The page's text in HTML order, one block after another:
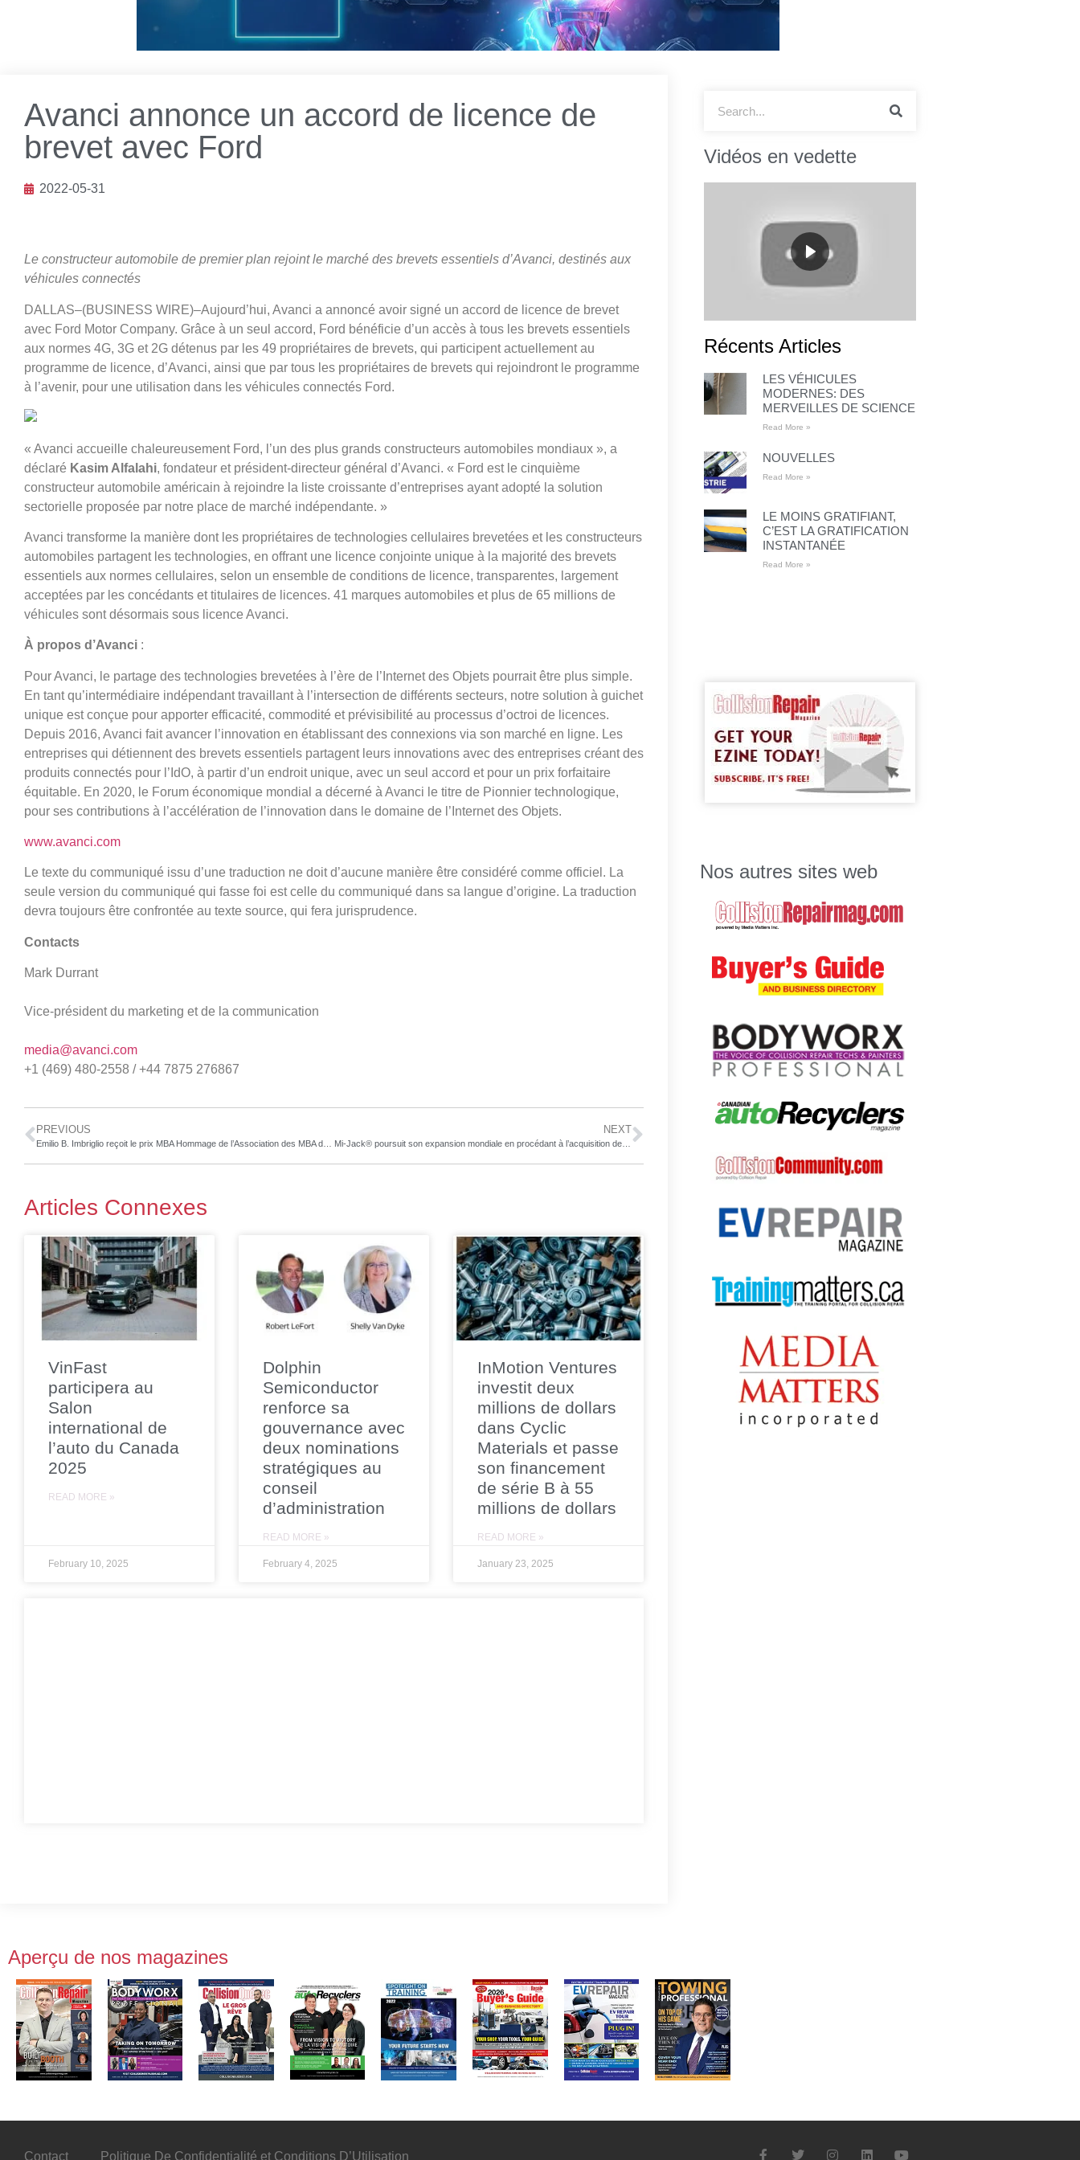
Avanci annonce un accord de licence de
brevet avec Ford
2022-05-31
Le constructeur automobile de premier plan rejoint le marché des brevets essentiels d’Avanci, destinés aux
véhicules connectés
DALLAS–(BUSINESS WIRE)–Aujourd’hui, Avanci a annoncé avoir signé un accord de licence de brevet
avec Ford Motor Company. Grâce à un seul accord, Ford bénéficie d’un accès à tous les brevets essentiels
aux normes 4G, 3G et 2G détenus par les 49 propriétaires de brevets, qui participent actuellement au
programme de licence, d’Avanci, ainsi que par tous les propriétaires de brevets qui rejoindront le programme
à l’avenir, pour une utilisation dans les véhicules connectés Ford.
« Avanci accueille chaleureusement Ford, l’un des plus grands constructeurs automobiles mondiaux », a
déclaré Kasim Alfalahi, fondateur et président-directeur général d’Avanci. « Ford est le cinquième
constructeur automobile américain à rejoindre la liste croissante d’entreprises ayant adopté la solution
sectorielle proposée par notre place de marché indépendante. »
Avanci transforme la manière dont les propriétaires de technologies cellulaires brevetées et les constructeurs
automobiles partagent les technologies, en offrant une licence conjointe unique à la majorité des brevets
essentiels aux normes cellulaires, selon un ensemble de conditions de licence, transparentes, largement
acceptées par les concédants et titulaires de licences. 41 marques automobiles et plus de 65 millions de
véhicules sont désormais sous licence Avanci.
À propos d’Avanci :
Pour Avanci, le partage des technologies brevetées à l’ère de l’Internet des Objets pourrait être plus simple.
En tant qu’intermédiaire indépendant travaillant à l’intersection de différents secteurs, notre solution à guichet
unique est conçue pour apporter efficacité, commodité et prévisibilité au processus d’octroi de licences.
Depuis 2016, Avanci fait avancer l’innovation en établissant des connexions via son marché en ligne. Les
entreprises qui détiennent des brevets essentiels partagent leurs innovations avec des entreprises créant des
produits connectés pour l’IdO, à partir d’un endroit unique, avec un seul accord et pour un prix forfaitaire
équitable. En 2020, le Forum économique mondial a décerné à Avanci le titre de Pionnier technologique,
pour ses contributions à l’accélération de l’innovation dans le domaine de l’Internet des Objets.
www.avanci.com
Le texte du communiqué issu d’une traduction ne doit d’aucune manière être considéré comme officiel. La
seule version du communiqué qui fasse foi est celle du communiqué dans sa langue d’origine. La traduction
devra toujours être confrontée au texte source, qui fera jurisprudence.
Contacts
Mark Durrant
Vice-président du marketing et de la communication
media@avanci.com
+1 (469) 480-2558 / +44 7875 276867
PREVIOUS NEXT
Articles Connexes
VinFast
participera au
Salon
international de
l’auto du Canada
2025
READ MORE »
February 10, 2025
Dolphin
Semiconductor
renforce sa
gouvernance avec
deux nominations
stratégiques au
conseil
d’administration
READ MORE »
February 4, 2025
InMotion Ventures
investit deux
millions de dollars
dans Cyclic
Materials et passe
son financement
de série B à 55
millions de dollars
READ MORE »
January 23, 2025
Vidéos en vedette
Récents Articles
LES VÉHICULES
MODERNES: DES
MERVEILLES DE SCIENCE
Read More »
NOUVELLES
Read More »
LE MOINS GRATIFIANT,
C’EST LA GRATIFICATION
INSTANTANÉE
Read More »
Nos autres sites web
Aperçu de nos magazines
Contact Politique De Confidentialité et Conditions D’Utilisation